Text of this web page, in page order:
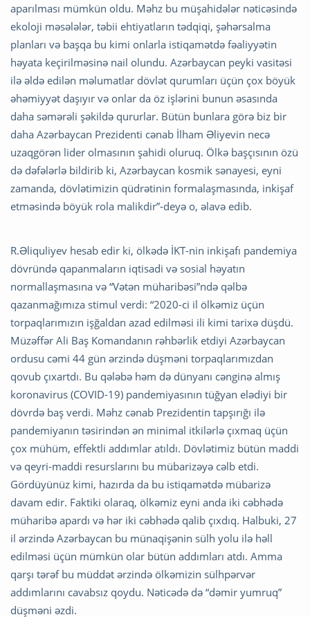
aparılması mümkün oldu. Məhz bu müşahidələr nəticəsində
ekoloji məsələlər, təbii ehtiyatların tədqiqi, şəhərsalma
planları və başqa bu kimi onlarla istiqamətdə fəaliyyətin
həyata keçirilməsinə nail olundu. Azərbaycan peyki vasitəsi
ilə əldə edilən məlumatlar dövlət qurumları üçün çox böyük
əhəmiyyət daşıyır və onlar da öz işlərini bunun əsasında
daha səmərəli şəkildə qururlar. Bütün bunlara görə biz bir
daha Azərbaycan Prezidenti cənab İlham Əliyevin necə
uzaqgörən lider olmasının şahidi oluruq. Ölkə başçısının özü
də dəfələrlə bildirib ki, Azərbaycan kosmik sənayesi, eyni
zamanda, dövlətimizin qüdrətinin formalaşmasında, inkişaf
etməsində böyük rola malikdir”-deyə o, əlavə edib.
R.Əliquliyev hesab edir ki, ölkədə İKT-nin inkişafı pandemiya
dövründə qapanmaların iqtisadi və sosial həyatın
normallaşmasına və “Vətən müharibəsi”ndə qəlbə
qazanmağımıza stimul verdi: “2020-ci il ölkəmiz üçün
torpaqlarımızın işğaldan azad edilməsi ili kimi tarixə düşdü.
Müzəffər Ali Baş Komandanın rəhbərlik etdiyi Azərbaycan
ordusu cəmi 44 gün ərzində düşməni torpaqlarımızdan
qovub çıxartdı. Bu qələbə həm də dünyanı cənginə almış
koronavirus (COVID-19) pandemiyasının tüğyan elədiyi bir
dövrdə baş verdi. Məhz cənab Prezidentin tapşırığı ilə
pandemiyanın təsirindən ən minimal itkilərlə çıxmaq üçün
çox mühüm, effektli addımlar atıldı. Dövlətimiz bütün maddi
və qeyri-maddi resurslarını bu mübarizəyə cəlb etdi.
Gördüyünüz kimi, hazırda da bu istiqamətdə mübarizə
davam edir. Faktiki olaraq, ölkəmiz eyni anda iki cəbhədə
müharibə apardı və hər iki cəbhədə qalib çıxdıq. Halbuki, 27
il ərzində Azərbaycan bu münaqişənin sülh yolu ilə həll
edilməsi üçün mümkün olar bütün addımları atdı. Amma
qarşı tərəf bu müddət ərzində ölkəmizin sülhpərvər
addımlarını cavabsız qoydu. Nəticədə də “dəmir yumruq”
düşməni əzdi.